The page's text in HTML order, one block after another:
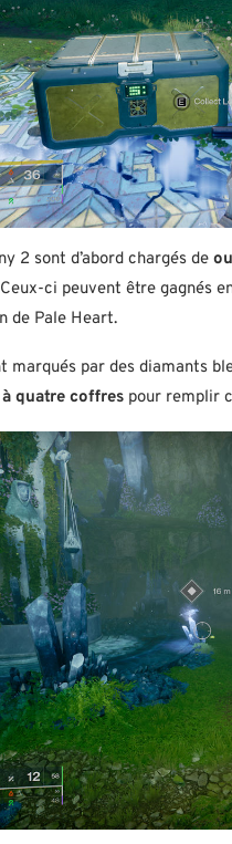
2 sont d’abord chargés de
ci peuvent être gagnés
de Pale Heart.
marqués par des diamants
quatre coffres pour remplir